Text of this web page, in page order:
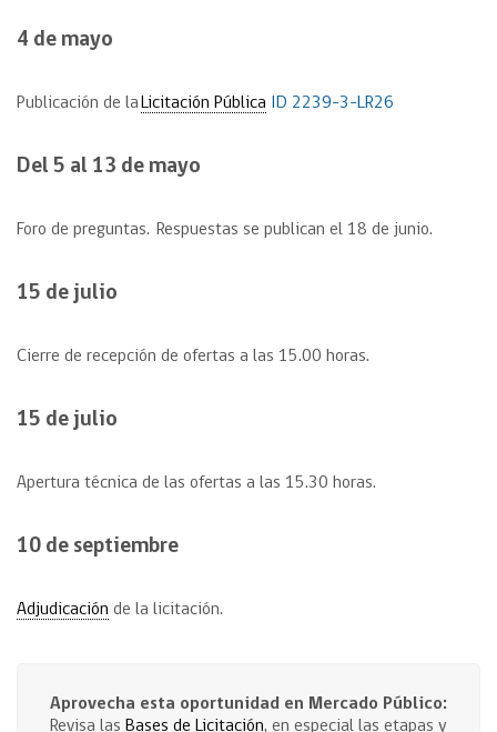
4 de mayo
Publicación de la Licitación Pública ID 2239-3-LR26
Del 5 al 13 de mayo
Foro de preguntas. Respuestas se publican el 18 de junio.
15 de julio
Cierre de recepción de ofertas a las 15.00 horas.
15 de julio
Apertura técnica de las ofertas a las 15.30 horas.
10 de septiembre
Adjudicación de la licitación.
Aprovecha esta oportunidad en Mercado Público:
Revisa las Bases de Licitación, en especial las etapas y